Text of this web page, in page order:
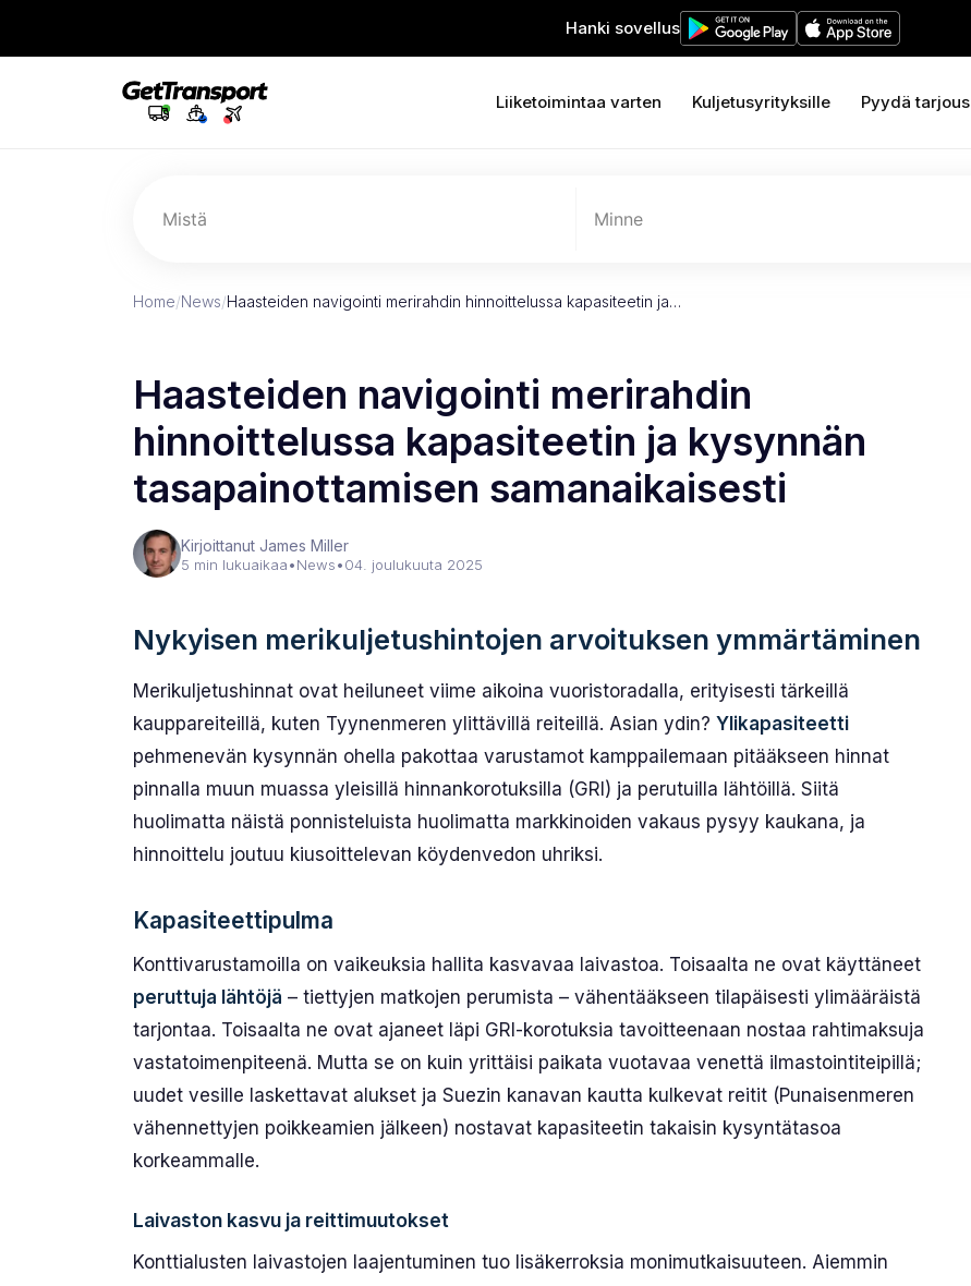
Hanki sovellus
Liiketoimintaa varten Kuljetusyrityksille Pyydä tarjous
Mistä Minne
Home/News/Haasteiden navigointi merirahdin hinnoittelussa kapasiteetin ja…
Haasteiden navigointi merirahdin
hinnoittelussa kapasiteetin ja kysynnän
tasapainottamisen samanaikaisesti
Kirjoittanut James Miller
5 min lukuaikaa•News•04. joulukuuta 2025
Nykyisen merikuljetushintojen arvoituksen ymmärtäminen
Merikuljetushinnat ovat heiluneet viime aikoina vuoristoradalla, erityisesti tärkeillä
kauppareiteillä, kuten Tyynenmeren ylittävillä reiteillä. Asian ydin? Ylikapasiteetti
pehmenevän kysynnän ohella pakottaa varustamot kamppailemaan pitääkseen hinnat
pinnalla muun muassa yleisillä hinnankorotuksilla (GRI) ja perutuilla lähtöillä. Siitä
huolimatta näistä ponnisteluista huolimatta markkinoiden vakaus pysyy kaukana, ja
hinnoittelu joutuu kiusoittelevan köydenvedon uhriksi.
Kapasiteettipulma
Konttivarustamoilla on vaikeuksia hallita kasvavaa laivastoa. Toisaalta ne ovat käyttäneet
peruttuja lähtöjä – tiettyjen matkojen perumista – vähentääkseen tilapäisesti ylimääräistä
tarjontaa. Toisaalta ne ovat ajaneet läpi GRI-korotuksia tavoitteenaan nostaa rahtimaksuja
vastatoimenpiteenä. Mutta se on kuin yrittäisi paikata vuotavaa venettä ilmastointiteipillä;
uudet vesille laskettavat alukset ja Suezin kanavan kautta kulkevat reitit (Punaisenmeren
vähennettyjen poikkeamien jälkeen) nostavat kapasiteetin takaisin kysyntätasoa
korkeammalle.
Laivaston kasvu ja reittimuutokset
Konttialusten laivastojen laajentuminen tuo lisäkerroksia monimutkaisuuteen. Aiemmin